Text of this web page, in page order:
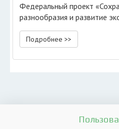
Федеральный проект
разнообразия и развитие
Подробнее >>